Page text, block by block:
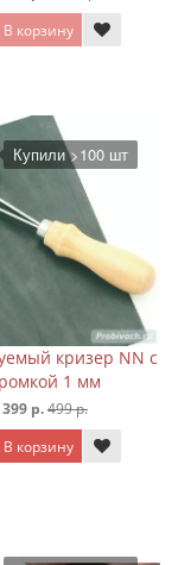
В корзину
Купили >100 шт
кризер NN с
1 мм
399 р.499 р.
В корзину